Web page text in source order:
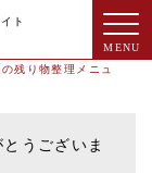
ト
残り物整理メニュ
うございま